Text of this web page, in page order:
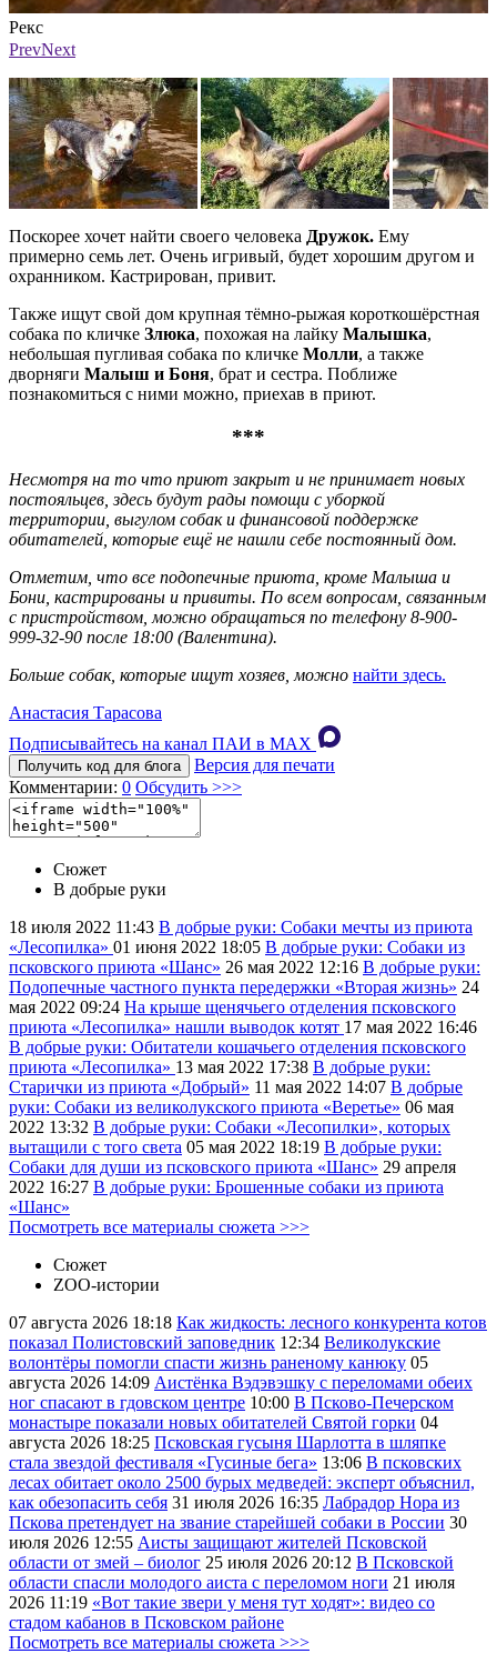
Рекс
Фото: Группа приюта «Вторая жизнь»
PrevNext
Поскорее хочет найти своего человека Дружок. Ему
примерно семь лет. Очень игривый, будет хорошим другом и
охранником. Кастрирован, привит.
Также ищут свой дом крупная тёмно-рыжая короткошёрстная
собака по кличке Злюка, похожая на лайку Малышка,
небольшая пугливая собака по кличке Молли, а также
дворняги Малыш и Боня, брат и сестра. Поближе
познакомиться с ними можно, приехав в приют.
***
Несмотря на то что приют закрыт и не принимает новых
постояльцев, здесь будут рады помощи с уборкой
территории, выгулом собак и финансовой поддержке
обитателей, которые ещё не нашли себе постоянный дом.
Отметим, что все подопечные приюта, кроме Малыша и
Бони, кастрированы и привиты. По всем вопросам, связанным
с пристройством, можно обращаться по телефону 8-900-
999-32-90 после 18:00 (Валентина).
Больше собак, которые ищут хозяев, можно найти здесь.
Анастасия Тарасова
Подписывайтесь на канал ПАИ в MAХ
Получить код для блога
Версия для печати
Комментарии: 0 Обсудить >>>
Сюжет
В добрые руки
18 июля 2022 11:43 В добрые руки: Собаки мечты из приюта
«Лесопилка» 01 июня 2022 18:05 В добрые руки: Собаки из
псковского приюта «Шанс» 26 мая 2022 12:16 В добрые руки:
Подопечные частного пункта передержки «Вторая жизнь» 24
мая 2022 09:24 На крыше щенячьего отделения псковского
приюта «Лесопилка» нашли выводок котят 17 мая 2022 16:46
В добрые руки: Обитатели кошачьего отделения псковского
приюта «Лесопилка» 13 мая 2022 17:38 В добрые руки:
Старички из приюта «Добрый» 11 мая 2022 14:07 В добрые
руки: Собаки из великолукского приюта «Веретье» 06 мая
2022 13:32 В добрые руки: Собаки «Лесопилки», которых
вытащили с того света 05 мая 2022 18:19 В добрые руки:
Собаки для души из псковского приюта «Шанс» 29 апреля
2022 16:27 В добрые руки: Брошенные собаки из приюта
«Шанс»
Посмотреть все материалы сюжета >>>
Сюжет
ZOO-истории
07 августа 2026 18:18 Как жидкость: лесного конкурента котов
показал Полистовский заповедник 12:34 Великолукские
волонтёры помогли спасти жизнь раненому канюку 05
августа 2026 14:09 Аистёнка Вэдэвэшку с переломами обеих
ног спасают в гдовском центре 10:00 В Псково-Печерском
монастыре показали новых обитателей Святой горки 04
августа 2026 18:25 Псковская гусыня Шарлотта в шляпке
стала звездой фестиваля «Гусиные бега» 13:06 В псковских
лесах обитает около 2500 бурых медведей: эксперт объяснил,
как обезопасить себя 31 июля 2026 16:35 Лабрадор Нора из
Пскова претендует на звание старейшей собаки в России 30
июля 2026 12:55 Аисты защищают жителей Псковской
области от змей – биолог 25 июля 2026 20:12 В Псковской
области спасли молодого аиста с переломом ноги 21 июля
2026 11:19 «Вот такие звери у меня тут ходят»: видео со
стадом кабанов в Псковском районе
Посмотреть все материалы сюжета >>>